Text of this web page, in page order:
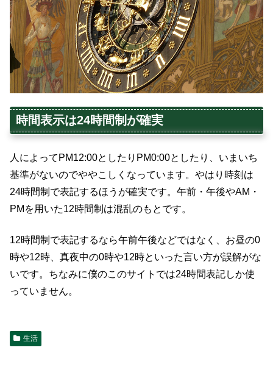
時間表示は24時間制が確実
人によってPM12:00としたりPM0:00としたり、いまいち
基準がないのでややこしくなっています。やはり時刻は
24時間制で表記するほうが確実です。午前・午後やAM・
PMを用いた12時間制は混乱のもとです。
12時間制で表記するなら午前午後などではなく、お昼の0
時や12時、真夜中の0時や12時といった言い方が誤解がな
いです。ちなみに僕のこのサイトでは24時間表記しか使
っていません。
生活